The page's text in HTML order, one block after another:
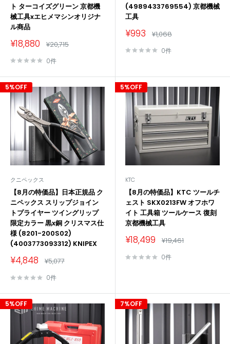
ト ターコイズグリーン 京都機
械工具xエヒメマシンオリジナ
ル商品
販
価
¥18,880 通
価
格
¥20,715
0件
(4989433769554) 京都機械
工具
販
価
¥993 通
常
価
格
¥1,068
0件
5%OFF
クニペックス
【8月の特価品】日本正規品 ク
ニペックス スリップジョイン
トプライヤー ツイングリップ
限定カラー 黒x銅 クリスマス仕
様 (8201-200S02)
(4003773093312) KNIPEX
販
価
¥4,848 通
価
格
¥5,077
0件
5%OFF
KTC
【8月の特価品】KTC ツールチ
ェスト SKX0213FW オフホワ
イト 工具箱 ツールケース 復刻
京都機械工具
販
価
¥18,499 通
価
格
¥19,461
0件
5%OFF 7%OFF